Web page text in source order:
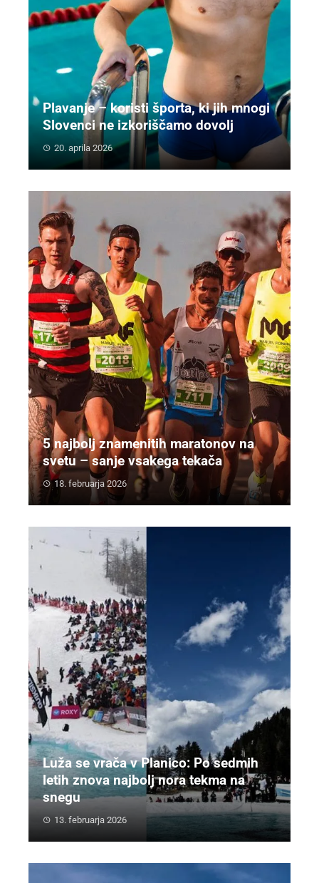
Plavanje – koristi športa, ki jih mnogi
Slovenci ne izkoriščamo dovolj
20. aprila 2026
5 najbolj znamenitih maratonov na
svetu – sanje vsakega tekača
18. februarja 2026
Luža se vrača v Planico: Po sedmih
letih znova najbolj nora tekma na
snegu
13. februarja 2026